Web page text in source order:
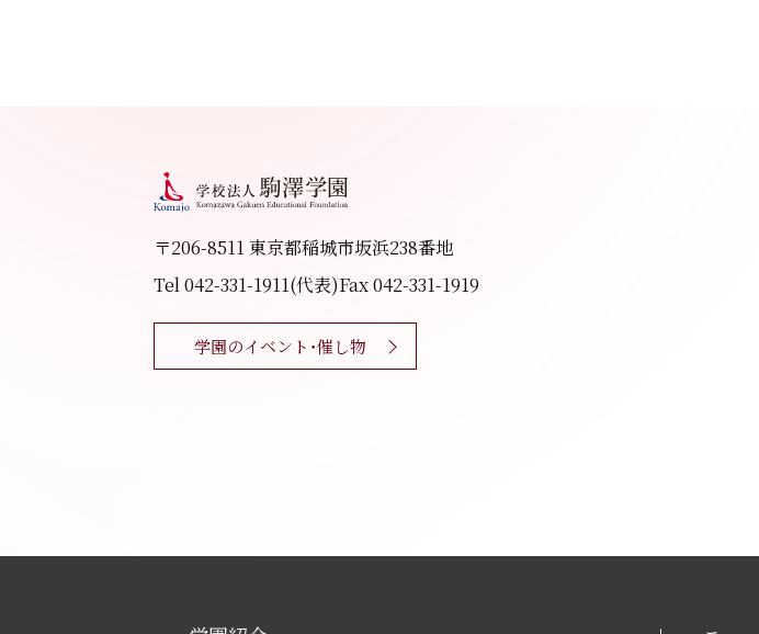
〒206-8511 東京都稲城市坂浜238番地
Tel 042-331-1911(代表)Fax 042-331-1919
学園のイベント・催し物